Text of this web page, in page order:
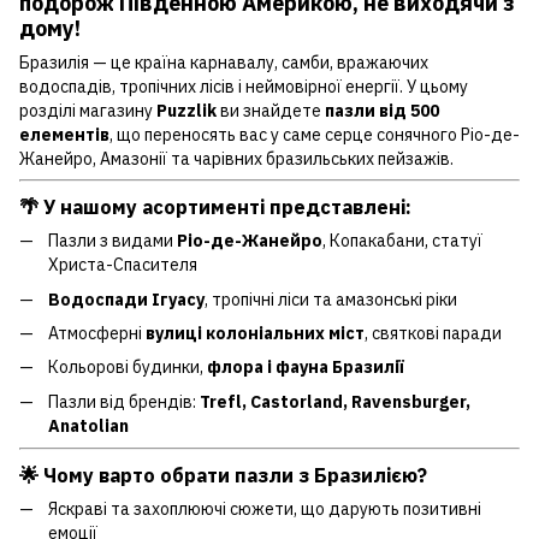
дому!
Бразилія — це країна карнавалу, самби, вражаючих
водоспадів, тропічних лісів і неймовірної енергії. У цьому
розділі магазину Puzzlikви знайдете пазли від 500
елементів, що переносять вас у саме серце сонячного Ріо-де-
Жанейро, Амазонії та чарівних бразильських пейзажів.
🌴 У нашому асортименті представлені:
Пазли з видами Ріо-де-Жанейро, Копакабани, статуї
Христа-Спасителя
Водоспади Ігуасу, тропічні ліси та амазонські ріки
Атмосферні вулиці колоніальних міст, святкові паради
Кольорові будинки, флора і фауна Бразилії
Пазли від брендів: Trefl, Castorland, Ravensburger,
Anatolian
🌟 Чому варто обрати пазли з Бразилією?
Яскраві та захоплюючі сюжети, що дарують позитивні
емоції